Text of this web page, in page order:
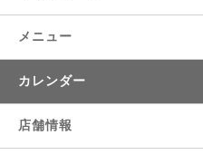
メニュー
カレンダー
店舗情報